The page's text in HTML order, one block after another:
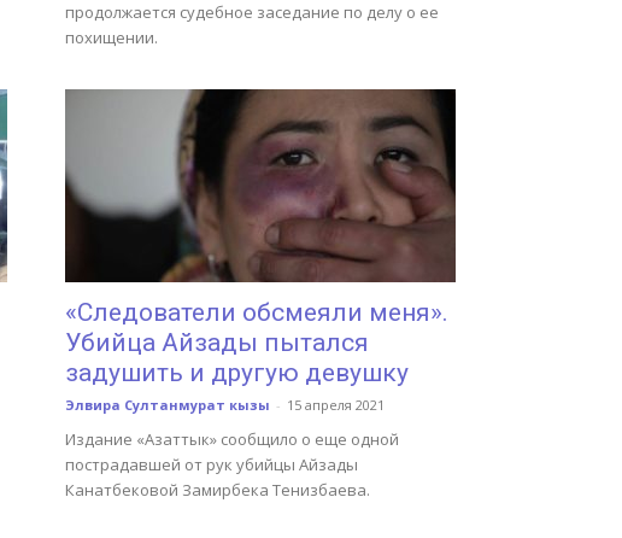
продолжается судебное заседание по делу о ее
похищении.
«Следователи обсмеяли меня».
Убийца Айзады пытался
задушить и другую девушку
Элвира Султанмурат кызы - 15 апреля 2021
Издание «Азаттык» сообщило о еще одной
пострадавшей от рук убийцы Айзады
Канатбековой Замирбека Тенизбаева.